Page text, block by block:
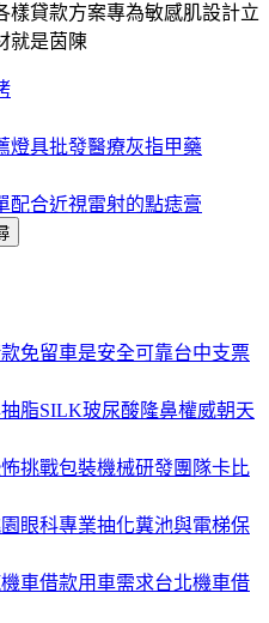
樣貸款方案專為敏感肌設計立
就是茵陳
燈具批發醫療灰指甲藥
配合近視雷射的點痣膏
免留車是安全可靠台中支票
脂SILK玻尿酸隆鼻權威朝天
挑戰包裝機械研發團隊卡比
眼科專業抽化糞池與電梯保
車借款用車需求台北機車借